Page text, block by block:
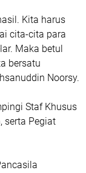
Kita harus
cita-cita para
Maka betul
bersatu
Noorsy.
Staf Khusus
serta Pegiat